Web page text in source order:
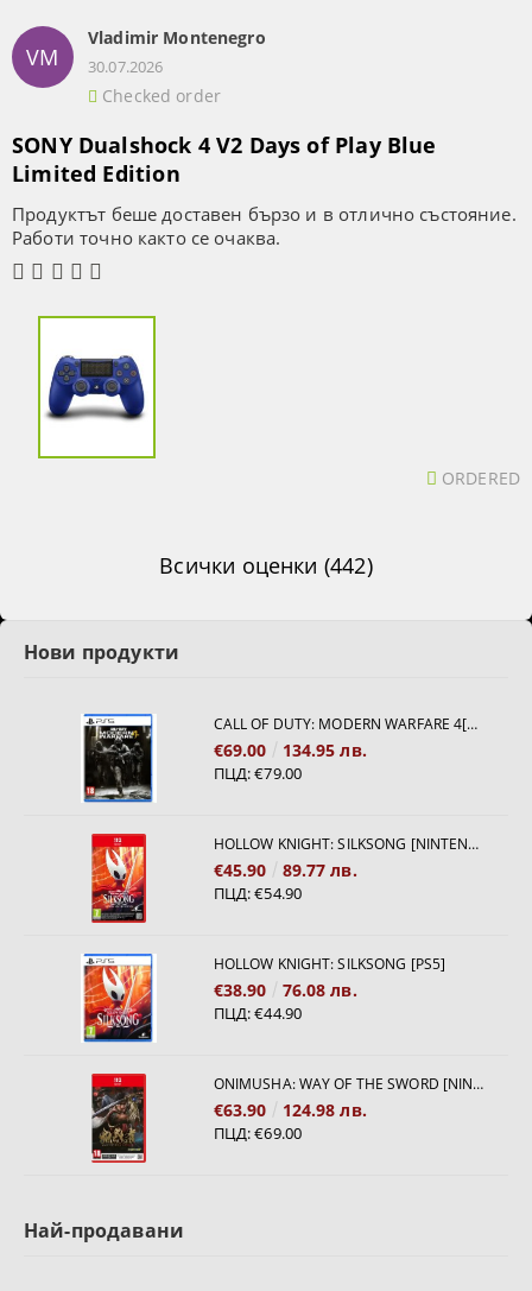
VM
Vladimir Montenegro
30.07.2026
Checked order
SONY Dualshock 4 V2 Days of Play Blue
Limited Edition
Продуктът беше доставен бързо и в отлично състояние.
Работи точно както се очаква.
ORDERED
Всички оценки (442)
Нови продукти
CALL OF DUTY: MODERN WARFARE 4[PS5]
€69.00 134.95 лв.
ПЦД:€79.00
HOLLOW KNIGHT: SILKSONG [NINTENDO SWITCH 2]
€45.90 89.77 лв.
ПЦД:€54.90
HOLLOW KNIGHT: SILKSONG [PS5]
€38.90 76.08 лв.
ПЦД:€44.90
ONIMUSHA: WAY OF THE SWORD [NINTENDO SWITCH 2]
€63.90 124.98 лв.
ПЦД:€69.00
Най-продавани